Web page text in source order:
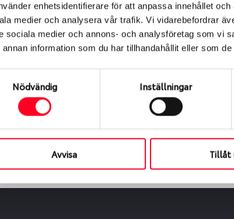
enhetsidentifierare för att anpassa innehållet
medier och analysera vår trafik. Vi vidarebefordrar
sociala medier och annons- och analysföretag som vi
annan information som du har tillhandahållit eller som
Nödvändig Inställningar
Avvisa Tillåt
hos Däckspecialen
däck eller fälgar hos oss levereras de direkt till
anger du datum och tid för upphämtning